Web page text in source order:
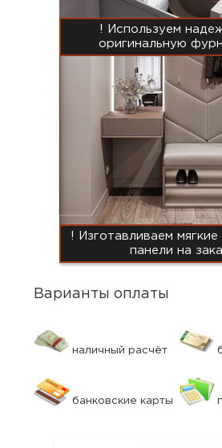
! Используем
оригинальную
! Изготавливаем
панели на
Варианты оплаты
наличный расчёт
банковские карты